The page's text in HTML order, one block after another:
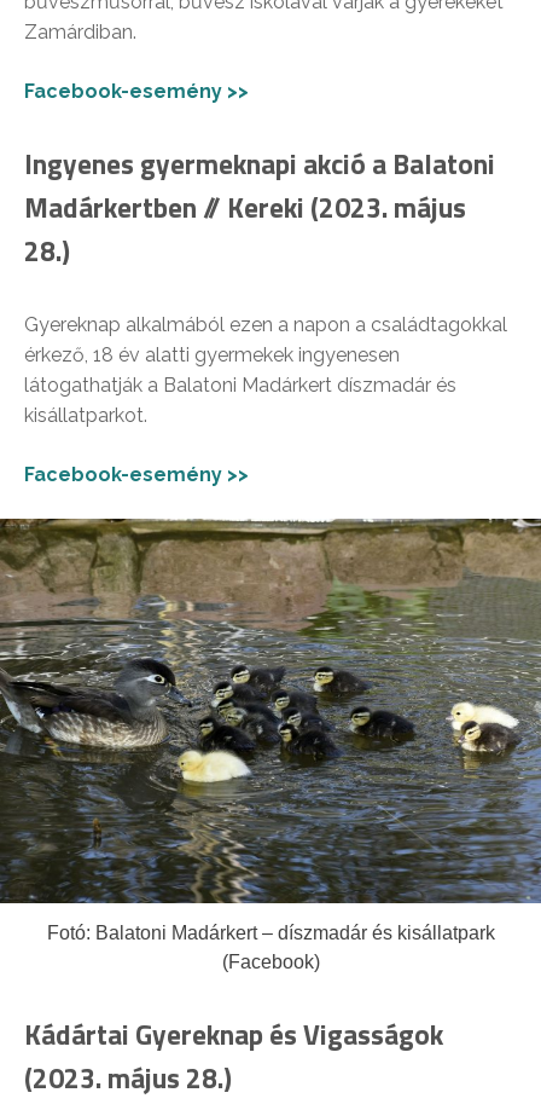
Zamárdiban.
Facebook-esemény >>
Ingyenes gyermeknapi akció a Balatoni
Madárkertben // Kereki (2023. május
28.)
Gyereknap alkalmából ezen a napon a családtagokkal
érkező, 18 év alatti gyermekek ingyenesen
látogathatják a Balatoni Madárkert díszmadár és
kisállatparkot.
Facebook-esemény >>
Fotó: Balatoni Madárkert – díszmadár és kisállatpark
(Facebook)
Kádártai Gyereknap és Vigasságok
(2023. május 28.)